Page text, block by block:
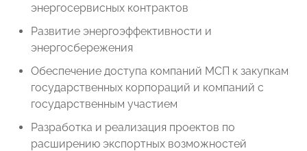
энергосервисных контрактов
Развитие энергоэффективности и
энергосбережения
Обеспечение доступа компаний МСП к закупкам
государственных корпораций и компаний с
государственным участием
Разработка и реализация проектов по
расширению экспортных возможностей